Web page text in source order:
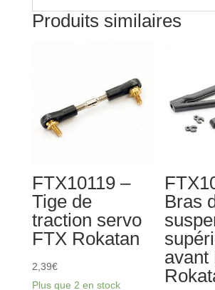
Produits similaires
FTX10119 –
Tige de
traction servo
FTX Rokatan
2,39€
Plus que 2 en stock
Bras
avant